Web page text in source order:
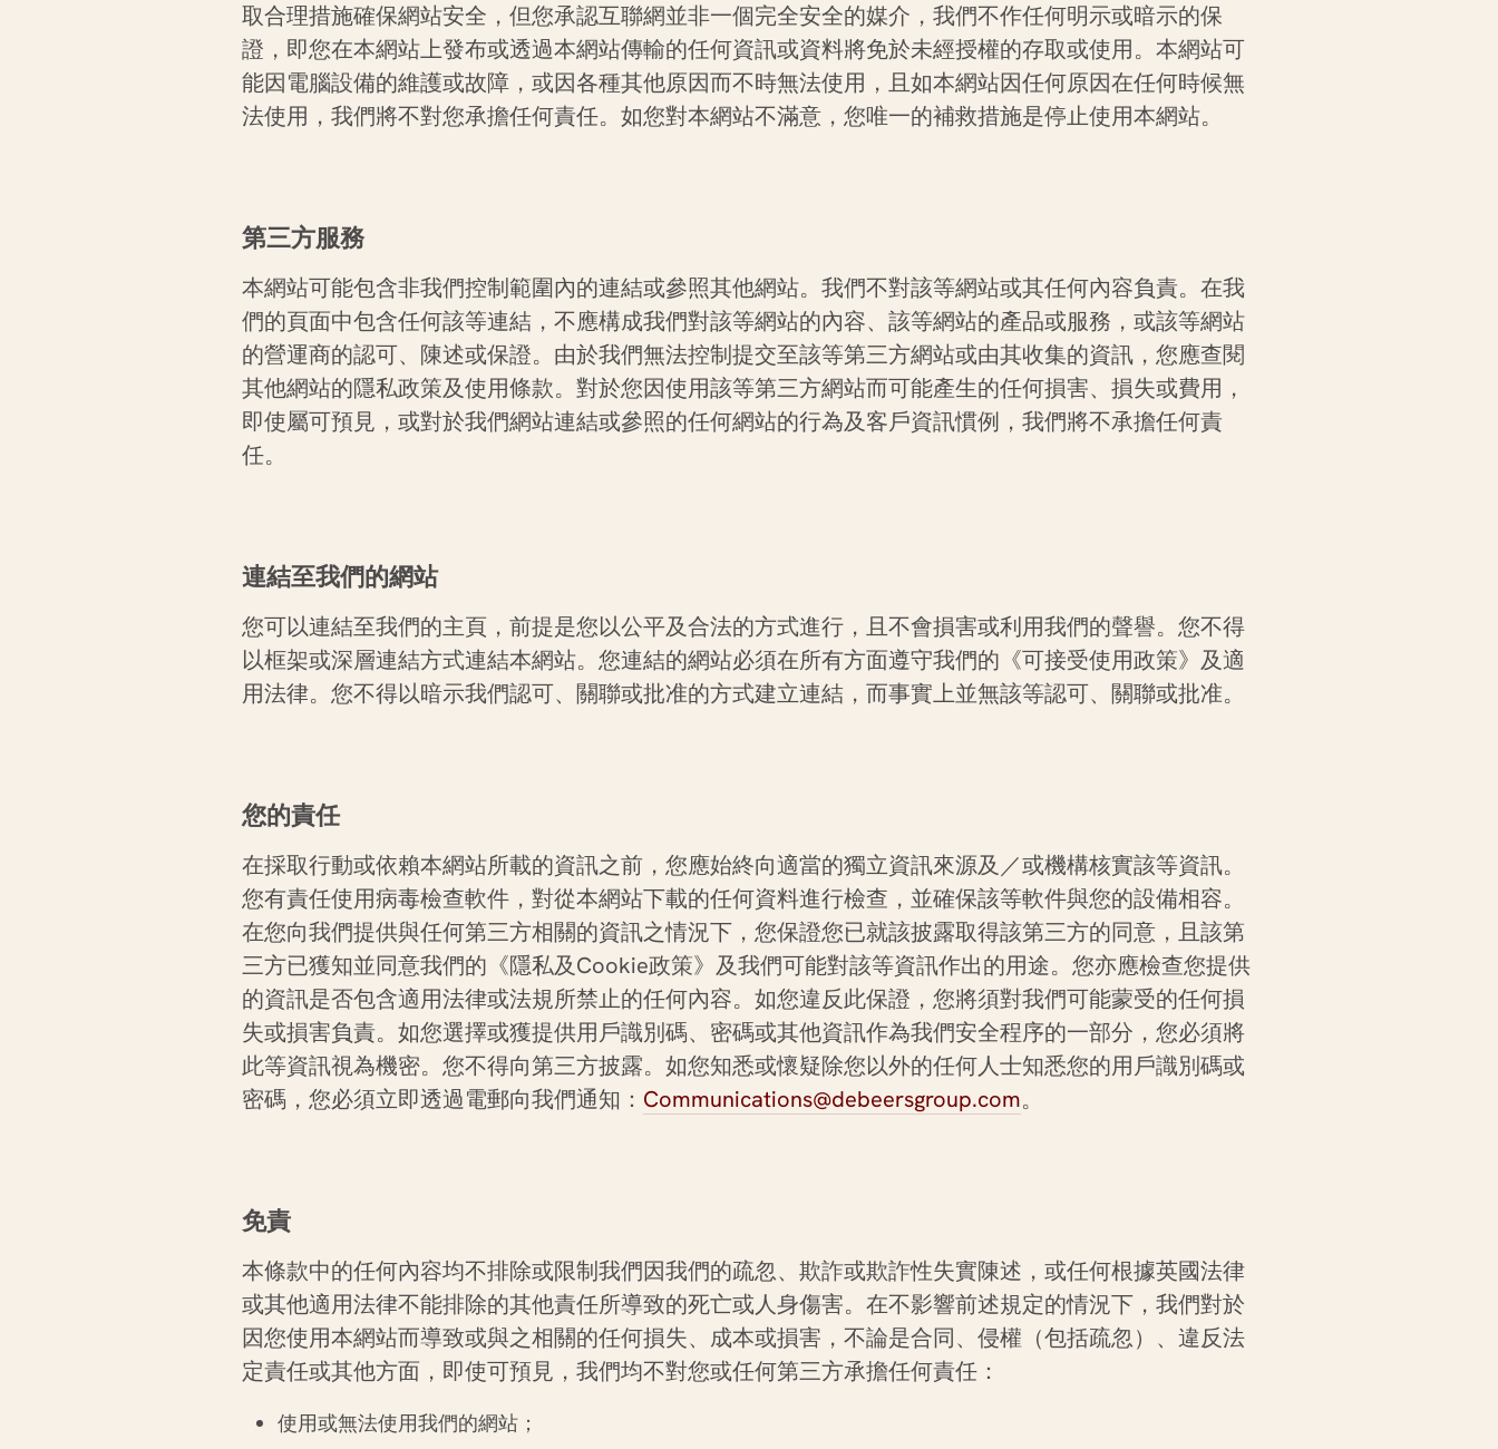
取合理措施確保網站安全，但您承認互聯網並非一個完全安全的媒介，我們不作任何明示或暗示的保
證，即您在本網站上發布或透過本網站傳輸的任何資訊或資料將免於未經授權的存取或使用。本網站可
能因電腦設備的維護或故障，或因各種其他原因而不時無法使用，且如本網站因任何原因在任何時候無
法使用，我們將不對您承擔任何責任。如您對本網站不滿意，您唯一的補救措施是停止使用本網站。
第三方服務
本網站可能包含非我們控制範圍內的連結或參照其他網站。我們不對該等網站或其任何內容負責。在我
們的頁面中包含任何該等連結，不應構成我們對該等網站的內容、該等網站的產品或服務，或該等網站
的營運商的認可、陳述或保證。由於我們無法控制提交至該等第三方網站或由其收集的資訊，您應查閱
其他網站的隱私政策及使用條款。對於您因使用該等第三方網站而可能產生的任何損害、損失或費用，
即使屬可預見，或對於我們網站連結或參照的任何網站的行為及客戶資訊慣例，我們將不承擔任何責
任。
連結至我們的網站
您可以連結至我們的主頁，前提是您以公平及合法的方式進行，且不會損害或利用我們的聲譽。您不得
以框架或深層連結方式連結本網站。您連結的網站必須在所有方面遵守我們的《可接受使用政策》及適
用法律。您不得以暗示我們認可、關聯或批准的方式建立連結，而事實上並無該等認可、關聯或批准。
您的責任
在採取行動或依賴本網站所載的資訊之前，您應始終向適當的獨立資訊來源及／或機構核實該等資訊。
您有責任使用病毒檢查軟件，對從本網站下載的任何資料進行檢查，並確保該等軟件與您的設備相容。
在您向我們提供與任何第三方相關的資訊之情況下，您保證您已就該披露取得該第三方的同意，且該第
三方已獲知並同意我們的《隱私及Cookie政策》及我們可能對該等資訊作出的用途。您亦應檢查您提供
的資訊是否包含適用法律或法規所禁止的任何內容。如您違反此保證，您將須對我們可能蒙受的任何損
失或損害負責。如您選擇或獲提供用戶識別碼、密碼或其他資訊作為我們安全程序的一部分，您必須將
此等資訊視為機密。您不得向第三方披露。如您知悉或懷疑除您以外的任何人士知悉您的用戶識別碼或
密碼，您必須立即透過電郵向我們通知： Communications@debeersgroup.com。
免責
本條款中的任何內容均不排除或限制我們因我們的疏忽、欺詐或欺詐性失實陳述，或任何根據英國法律
或其他適用法律不能排除的其他責任所導致的死亡或人身傷害。在不影響前述規定的情況下，我們對於
因您使用本網站而導致或與之相關的任何損失、成本或損害，不論是合同、侵權（包括疏忽）、違反法
定責任或其他方面，即使可預見，我們均不對您或任何第三方承擔任何責任：
使用或無法使用我們的網站；